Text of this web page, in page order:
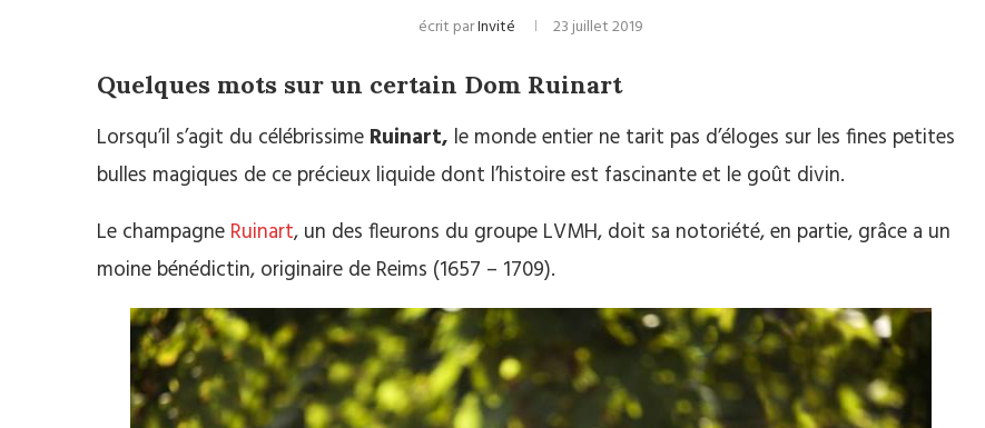
écrit parInvité 23 juillet 2019
Quelques mots sur un certain Dom Ruinart
Lorsqu’il s’agit du célébrissime Ruinart, le monde entier ne tarit pas d’éloges sur les fines petites
bulles magiques de ce précieux liquide dont l’histoire est fascinante et le goût divin.
Le champagne Ruinart, un des fleurons du groupe LVMH, doit sa notoriété, en partie, grâce a un
moine bénédictin, originaire de Reims (1657 – 1709).